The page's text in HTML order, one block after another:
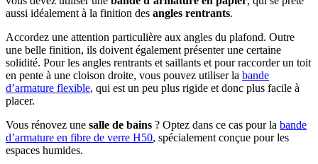
aussi idéalement à la finition des angles rentrants.
Accordez une attention particulière aux angles du plafond. Outre
une belle finition, ils doivent également présenter une certaine
solidité. Pour les angles rentrants et saillants et pour raccorder un toit
en pente à une cloison droite, vous pouvez utiliser la bande
d’armature flexible, qui est un peu plus rigide et donc plus facile à
placer.
Vous rénovez une salle de bains ? Optez dans ce cas pour la bande
d’armature en fibre de verre H50, spécialement conçue pour les
espaces humides.